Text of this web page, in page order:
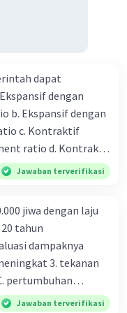
dapat
dengan
b. Ekspansif dengan
c. Kontraktif
ratio d. Kontraktif
ratio e.
Bila Bank
inflasi di mana
uang) naik
deflasi di
(penawaran
c. Tingkat bunga
uang beredar
Jawaban terverifikasi
jiwa dengan laju
tahun
dampaknya
3. tekanan
pertumbuhan
D. tidak
Jawaban terverifikasi